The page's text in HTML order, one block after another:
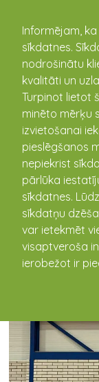
Informējam,
sīkdatnes.
nodrošinātu
kvalitāti un
Turpinot lietot
minēto mērķu
izvietošanai
pieslēgšanos
nepiekrist
pārlūka
sīkdatnes.
sīkdatņu
var ietekmēt
visaptveroša
ierobežot ir
kandava.lv
Cēres sporta
2026"
04.02.2026
Piektdien, 30.
"Cēres kausa -
komandas no